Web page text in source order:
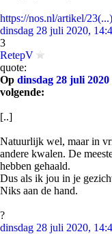
https://nos.nl/artikel/
dinsdag 28 juli 2020,
3
RetepV
quote:
Op dinsdag 28 juli 2020
volgende:
[..]
Natuurlijk wel, maar in
andere kwalen. De
hebben gehaald.
Dus als ik jou in je
Niks aan de hand.
?
dinsdag 28 juli 2020,